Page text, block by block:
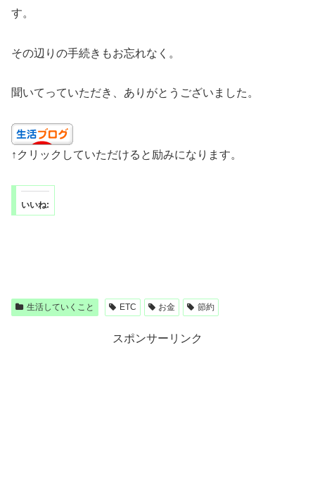
す。
その辺りの手続きもお忘れなく。
聞いてっていただき、ありがとうございました。
↑クリックしていただけると励みになります。
いいね:
生活していくこと ETC お金 節約
スポンサーリンク